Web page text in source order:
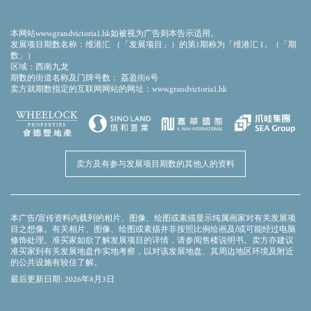
筑物及环境，亦与发展项目及/或期数无关。相关库存图片/影片并不构成亦不得诠释成任
何不论明示或隐含之要约、 陈述、契约、承诺或合同条款（不论是否与景观有关）。详
情请参閲售楼説明书。
本网站www.grandvictoria1.hk如被视为广告则本告示适用。
发展项目期数名称：维港汇 （「发展项目」）的第1期称为「维港汇 I」（「期
数」）
区域：西南九龙
期数的街道名称及门牌号数： 荔盈街6号
卖方就期数指定的互联网网站的网址：www.grandvictoria1.hk
卖方及有参与发展项目期数的其他人的资料
本广告/宣传资料内载列的相片、图像、绘图或素描显示纯属画家对有关发展项
目之想像。有关相片、图像、绘图或素描并非按照比例绘画及/或可能经过电脑
修饰处理。准买家如欲了解发展项目的详情，请参阅售楼说明书。卖方亦建议
准买家到有关发展地盘作实地考察，以对该发展地盘、其周边地区环境及附近
的公共设施有较佳了解。
最后更新日期: 2026年8月3日